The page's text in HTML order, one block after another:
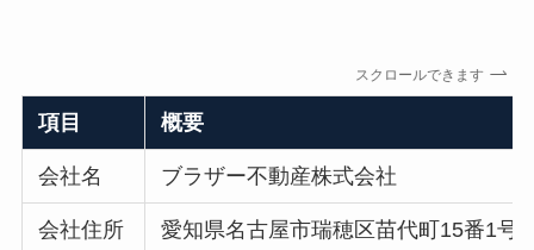
スクロールできます
項目 概要
会社名 ブラザー不動産株式会社
会社住所
愛知県名古屋市瑞穂区苗代町15番1号